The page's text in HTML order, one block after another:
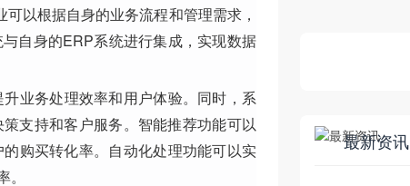
以根据自身的业务流程和管理需求，
自身的ERP系统进行集成，实现数据
业务处理效率和用户体验。同时，系
支持和客户服务。智能推荐功能可以
购买转化率。自动化处理功能可以实
最新资讯